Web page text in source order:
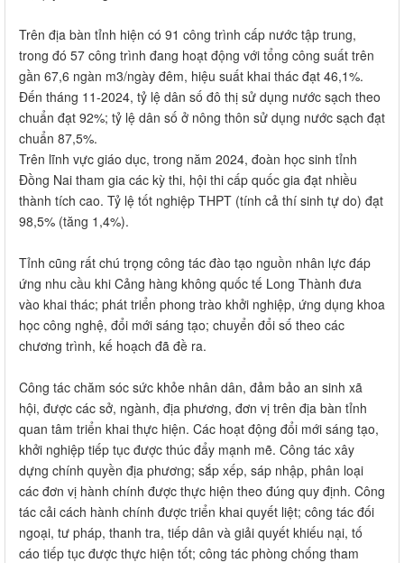
Trên địa bàn tỉnh hiện có 91 công trình cấp nước tập trung,
trong đó 57 công trình đang hoạt động với tổng công suất trên
gần 67,6 ngàn m3/ngày đêm, hiệu suất khai thác đạt 46,1%.
Đến tháng 11-2024, tỷ lệ dân số đô thị sử dụng nước sạch theo
chuẩn đạt 92%; tỷ lệ dân số ở nông thôn sử dụng nước sạch đạt
chuẩn 87,5%.
Trên lĩnh vực giáo dục, trong năm 2024, đoàn học sinh tỉnh
Đồng Nai tham gia các kỳ thi, hội thi cấp quốc gia đạt nhiều
thành tích cao. Tỷ lệ tốt nghiệp THPT (tính cả thí sinh tự do) đạt
98,5% (tăng 1,4%).
Tỉnh cũng rất chú trọng công tác đào tạo nguồn nhân lực đáp
ứng nhu cầu khi Cảng hàng không quốc tế Long Thành đưa
vào khai thác; phát triển phong trào khởi nghiệp, ứng dụng khoa
học công nghệ, đổi mới sáng tạo; chuyển đổi số theo các
chương trình, kế hoạch đã đề ra.
Công tác chăm sóc sức khỏe nhân dân, đảm bảo an sinh xã
hội, được các sở, ngành, địa phương, đơn vị trên địa bàn tỉnh
quan tâm triển khai thực hiện. Các hoạt động đổi mới sáng tạo,
khởi nghiệp tiếp tục được thúc đẩy mạnh mẽ. Công tác xây
dựng chính quyền địa phương; sắp xếp, sáp nhập, phân loại
các đơn vị hành chính được thực hiện theo đúng quy định. Công
tác cải cách hành chính được triển khai quyết liệt; công tác đối
ngoại, tư pháp, thanh tra, tiếp dân và giải quyết khiếu nại, tố
cáo tiếp tục được thực hiện tốt; công tác phòng chống tham